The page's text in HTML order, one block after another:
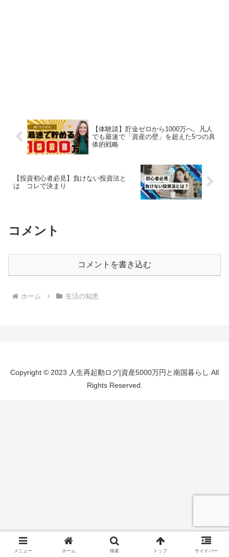
【体験談】貯金ゼロから1000万へ。凡人
でも最速で「資産の壁」を超えた5つの具
体的戦略
【投資初心者必見】負けない投資法と
は コレで決まり
コメント
コメントを書き込む
ホーム 生活の知恵
Copyright © 2023 人生再起動ログ|資産5000万円と南国暮らし All
Rights Reserved.
メニュー ホーム 検索 トップ サイドバー